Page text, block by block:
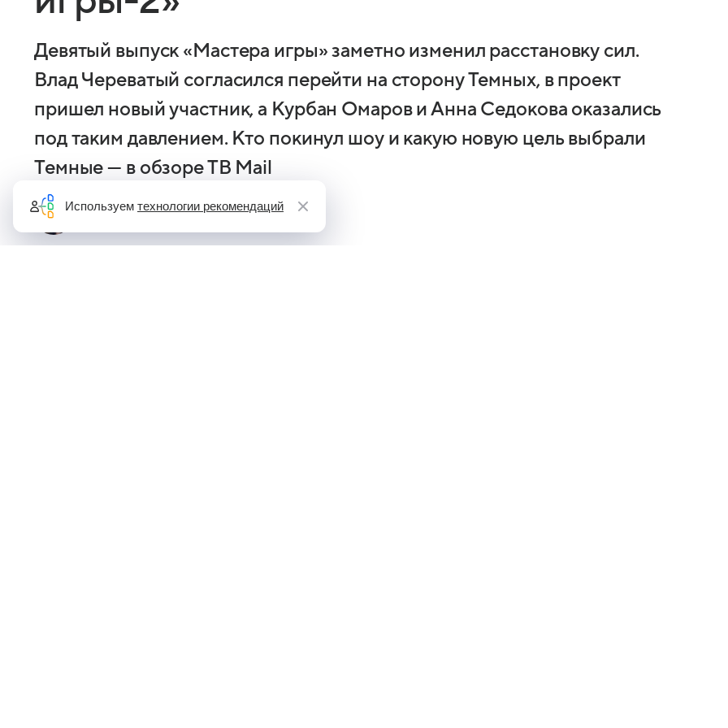
Девятый выпуск «Мастера игры» заметно изменил расстановку сил.
Влад Череватый согласился перейти на сторону Темных, в проект
пришел новый участник, а Курбан Омаров и Анна Седокова оказались
под таким давлением. Кто покинул шоу и какую новую цель выбрали
Темные — в обзоре ТВ Mail
Евгения Башинская
Используем технологии рекомендаций